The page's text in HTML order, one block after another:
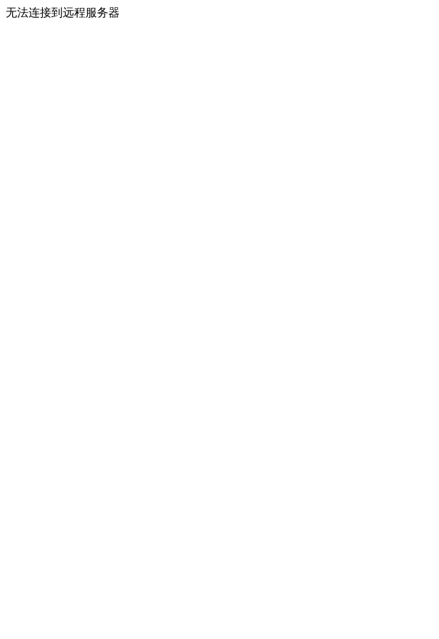
无法连接到远程服务器